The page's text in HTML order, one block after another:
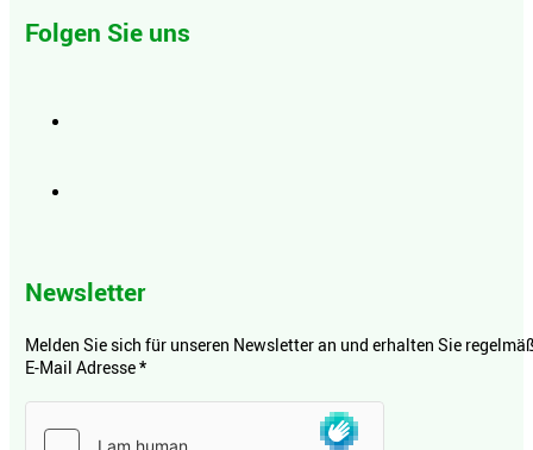
Folgen Sie uns
Newsletter
Melden Sie sich für unseren Newsletter an und erhalten Sie
E-Mail Adresse*